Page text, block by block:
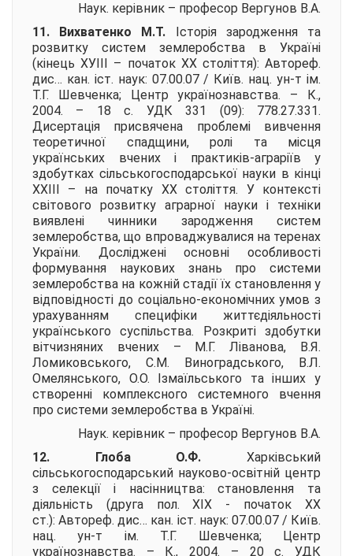
Наук. керівник – професор Вергунов В.А.
11. Вихватенко М.Т.
Історія зародження та
розвитку систем землеробства в Україні
(кінець ХУІІІ – початок ХХ століття): Автореф.
дис… кан. іст. наук: 07.00.07 / Київ. нац. ун-т ім.
Т.Г. Шевченка; Центр українознавства. – К.,
2004. – 18 с. УДК 331 (09): 778.27.331.
Дисертація присвячена проблемі вивчення
теоретичної спадщини, ролі та місця
українських вчених і практиків-аграріїв у
здобутках сільськогосподарської науки в кінці
ХХІІІ – на початку ХХ століття. У контексті
світового розвитку аграрної науки і техніки
виявлені чинники зародження систем
землеробства, що впроваджувалися на теренах
України. Досліджені основні особливості
формування наукових знань про системи
землеробства на кожній стадії їх становлення у
відповідності до соціально-економічних умов з
урахуванням специфіки життєдіяльності
українського суспільства. Розкриті здобутки
вітчизняних вчених – М.Г. Ліванова, В.Я.
Ломиковського, С.М. Виноградського, В.Л.
Омелянського, О.О. Ізмаїльського та інших у
створенні комплексного системного вчення
про системи землеробства в Україні.
Наук. керівник – професор Вергунов В.А.
12. Глоба О.Ф.
Харківський
сільськогосподарський науково-освітній центр
з селекції і насінництва: становлення та
діяльність (друга пол. ХІХ - початок ХХ
ст.): Автореф. дис… кан. іст. наук: 07.00.07 / Київ.
нац. ун-т ім. Т.Г. Шевченка; Центр
українознавства. – К., 2004. – 20 с. УДК